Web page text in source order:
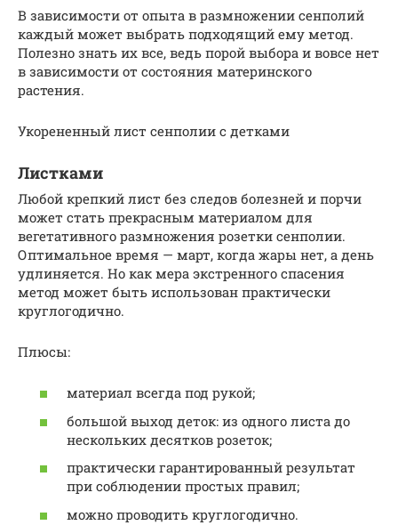
В зависимости от опыта в размножении сенполий
каждый может выбрать подходящий ему метод.
Полезно знать их все, ведь порой выбора и вовсе нет
в зависимости от состояния материнского
растения.
Укорененный лист сенполии с детками
Листками
Любой крепкий лист без следов болезней и порчи
может стать прекрасным материалом для
вегетативного размножения розетки сенполии.
Оптимальное время — март, когда жары нет, а день
удлиняется. Но как мера экстренного спасения
метод может быть использован практически
круглогодично.
Плюсы:
материал всегда под рукой;
большой выход деток: из одного листа до
нескольких десятков розеток;
практически гарантированный результат
при соблюдении простых правил;
можно проводить круглогодично.